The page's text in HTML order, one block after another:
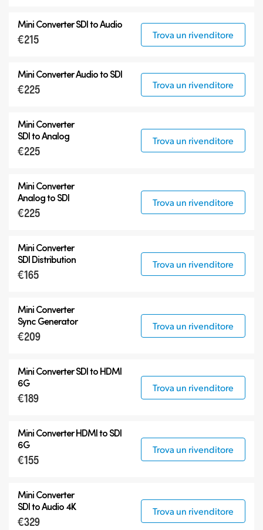
Accessori
Mini ConverterSDI to Audio
€215 Trova un rivenditore
Mini ConverterAudio to SDI
€225 Trova un rivenditore
Mini Converter
SDI to Analog
€225
Trova un rivenditore
Mini Converter
Analog to SDI
€225
Trova un rivenditore
Mini Converter
SDI Distribution
€165
Trova un rivenditore
Mini Converter
Sync Generator
€209
Trova un rivenditore
Mini Converter SDI to HDMI
6G
€189
Trova un rivenditore
Mini Converter HDMI to SDI
6G
€155
Trova un rivenditore
Mini Converter
SDI to Audio 4K
€329
Trova un rivenditore